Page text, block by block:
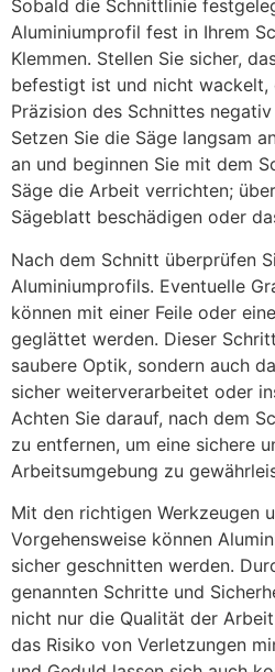
Sobald die Schnittlinie
Aluminiumprofil fest in Ihrem
Klemmen. Stellen Sie sicher,
befestigt ist und nicht wackelt,
Präzision des Schnittes
Setzen Sie die Säge langsam
an und beginnen Sie mit dem
Säge die Arbeit verrichten;
Sägeblatt beschädigen oder
Nach dem Schnitt überprüfen
Aluminiumprofils. Eventuelle
können mit einer Feile oder
geglättet werden. Dieser
saubere Optik, sondern auch
sicher weiterverarbeitet oder
Achten Sie darauf, nach dem
zu entfernen, um eine sichere
Arbeitsumgebung zu
Mit den richtigen Werkzeugen
Vorgehensweise können
sicher geschnitten werden.
genannten Schritte und
nicht nur die Qualität der
das Risiko von Verletzungen